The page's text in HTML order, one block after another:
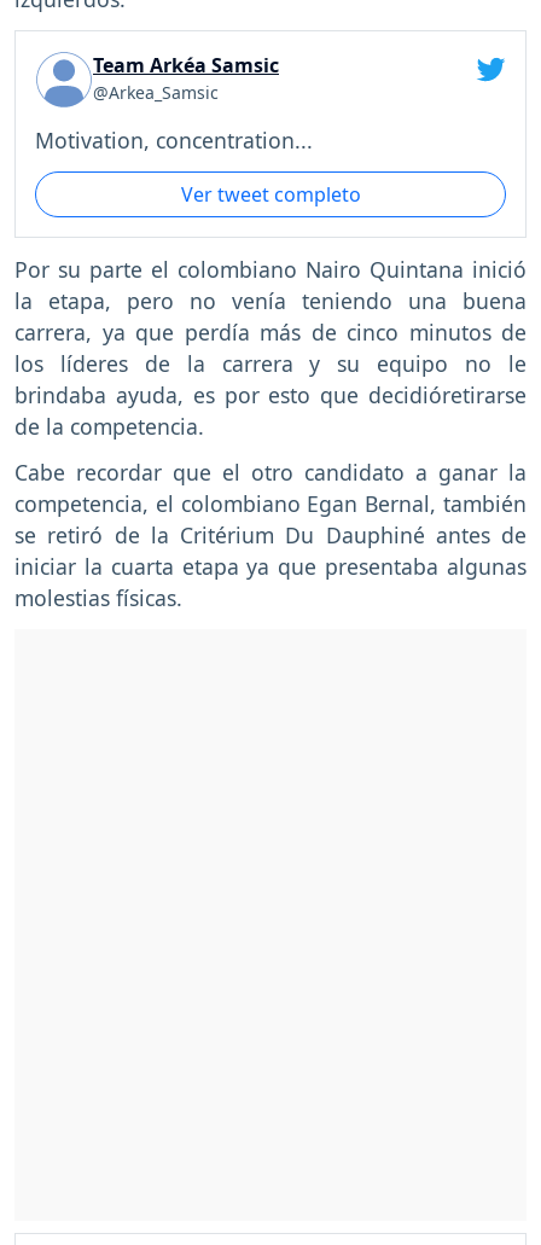
Team Arkéa Samsic
@Arkea_Samsic
Motivation, concentration...
Ver tweet completo
Por su parte el colombiano Nairo Quintana inició
la etapa, pero no venía teniendo una buena
carrera, ya que perdía más de cinco minutos de
los líderes de la carrera y su equipo no le
brindaba ayuda, es por esto que decidióretirarse
de la competencia.
Cabe recordar que el otro candidato a ganar la
competencia, el colombiano Egan Bernal, también
se retiró de la Critérium Du Dauphiné antes de
iniciar la cuarta etapa ya que presentaba algunas
molestias físicas.